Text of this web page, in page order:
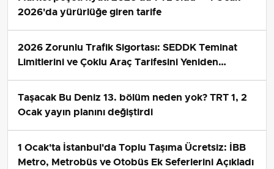
2026'da yürürlüğe giren tarife
2026 Zorunlu Trafik Sigortası: SEDDK Teminat
Limitlerini ve Çoklu Araç Tarifesini Yeniden
Taşacak Bu Deniz 13. bölüm neden yok? TRT 1, 2
Ocak yayın planını değiştirdi
1 Ocak'ta İstanbul'da Toplu Taşıma Ücretsiz: İBB
Metro, Metrobüs ve Otobüs Ek Seferlerini Açıkladı